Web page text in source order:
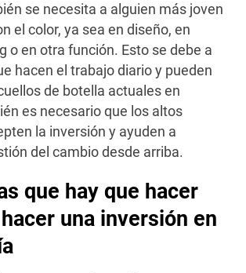
se necesita a alguien más joven
el color, ya sea en diseño, en
o en otra función. Esto se debe a
hacen el trabajo diario y pueden
de botella actuales en
es necesario que los altos
la inversión y ayuden a
del cambio desde arriba.
que hay que hacer
una inversión en